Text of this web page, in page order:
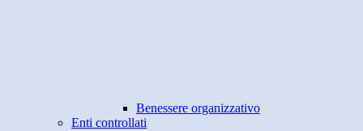
Benessere organizzativo
Enti controllati